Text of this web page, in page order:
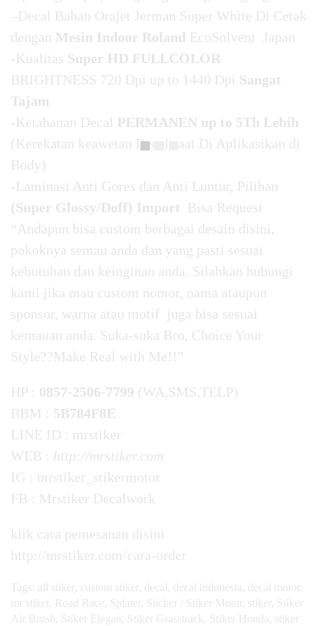
–Decal Bahan Orajet Jerman Super White Di Cetak
dengan Mesin Indoor Roland EcoSolvent Japan
-Kualitas Super HD FULLCOLOR
BRIGHTNESS 720 Dpi up to 1440 Dpi Sangat
Tajam
-Ketahanan Decal PERMANEN up to 5Th Lebih
(Kerekatan keawetan Decal
saat Di Aplikasikan di
Body)
-Laminasi Anti Gores dan Anti Luntur, Pilihan
(Super Glossy/Doff) Import Bisa Request
“Andapun bisa custom berbagai desain disini,
pokoknya semau anda dan yang pasti sesuai
kebutuhan dan keinginan anda. Silahkan hubungi
kami jika mau custom nomor, nama ataupun
sponsor, warna atau motif juga bisa sesuai
kemauan anda. Suka-suka Bro, Choice Your
Style??Make Real with Me!!”
HP : 0857-2506-7799 (WA,SMS,TELP)
BBM : 5B784F8E
LINE ID : mrstiker
WEB : http://mrstiker.com
IG : mrstiker_stikermotor
FB : Mrstiker Decalwork
klik cara pemesanan disini
http://mrstiker.com/cara-order
Tags: all stiker custom stiker decal decal indonesia decal motor
mr stiker
Road Race Splater Sticker / Stiker Motor stiker
Stiker
Air Brush
Stiker Elegan Stiker Grasstrack Stiker Honda stiker